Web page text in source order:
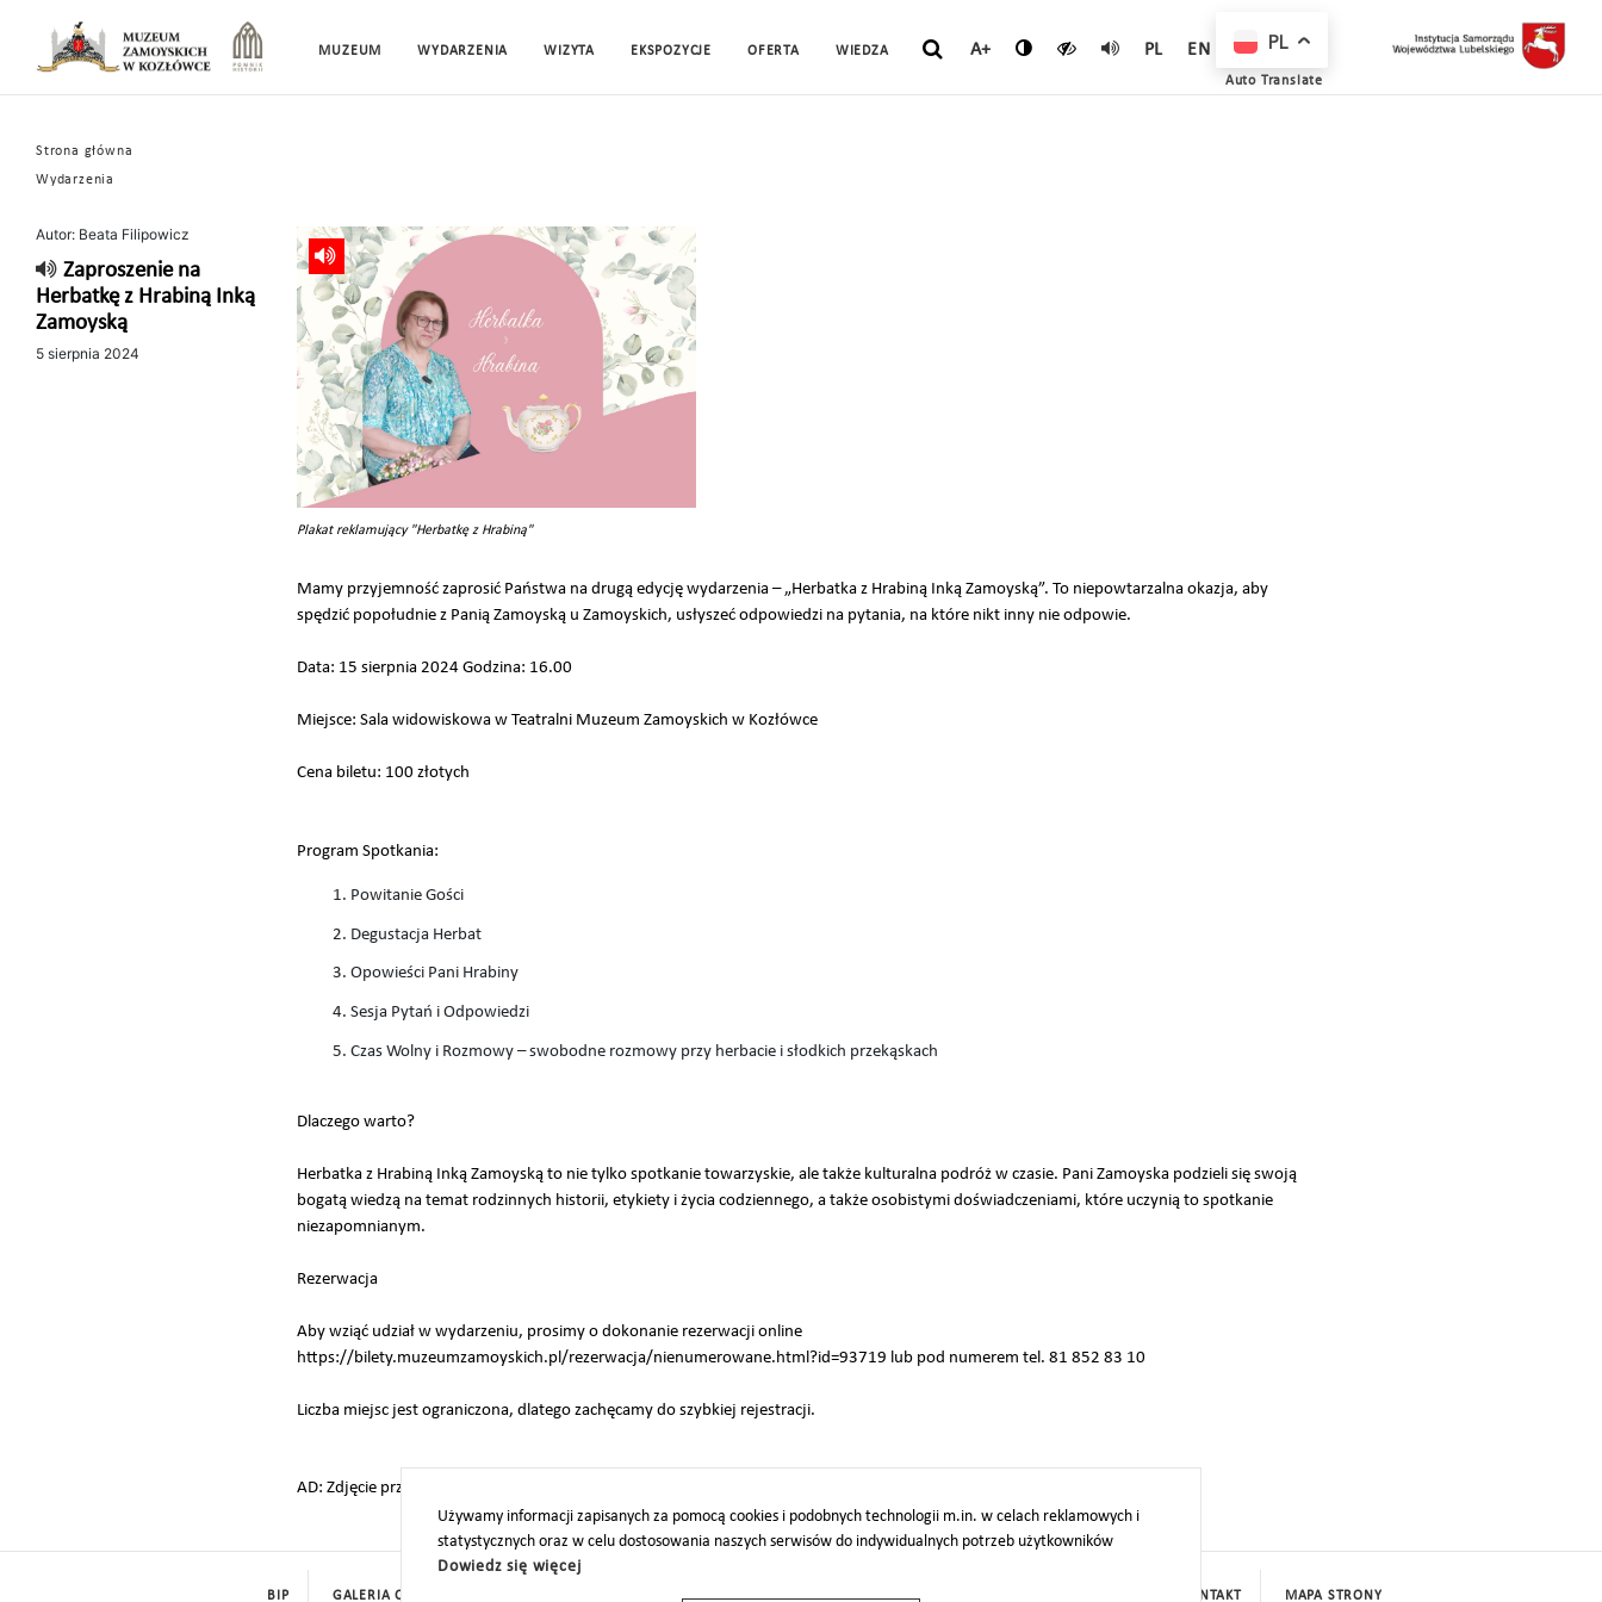
MUZEUM WYDARZENIA WIZYTA EKSPOZYCJE OFERTA WIEDZA A+ PL EN
Strona główna
Wydarzenia
Autor: Beata Filipowicz
Zaproszenie na
Herbatkę z Hrabiną Inką
Zamoyską
5 sierpnia 2024
Plakat reklamujący "Herbatkę z Hrabiną"
Mamy przyjemność zaprosić Państwa na drugą edycję wydarzenia – „Herbatka z Hrabiną Inką Zamoyską”. To niepowtarzalna okazja, aby
spędzić popołudnie z Panią Zamoyską u Zamoyskich, usłyszeć odpowiedzi na pytania, na które nikt inny nie odpowie.
Data: 15 sierpnia 2024 Godzina: 16.00
Miejsce: Sala widowiskowa w Teatralni Muzeum Zamoyskich w Kozłówce
Cena biletu: 100 złotych
Program Spotkania:
Powitanie Gości
Degustacja Herbat
Opowieści Pani Hrabiny
Sesja Pytań i Odpowiedzi
Czas Wolny i Rozmowy – swobodne rozmowy przy herbacie i słodkich przekąskach
Dlaczego warto?
Herbatka z Hrabiną Inką Zamoyską to nie tylko spotkanie towarzyskie, ale także kulturalna podróż w czasie. Pani Zamoyska podzieli się swoją
bogatą wiedzą na temat rodzinnych historii, etykiety i życia codziennego, a także osobistymi doświadczeniami, które uczynią to spotkanie
niezapomnianym.
Rezerwacja
Aby wziąć udział w wydarzeniu, prosimy o dokonanie rezerwacji online
https://bilety.muzeumzamoyskich.pl/rezerwacja/nienumerowane.html?id=93719 lub pod numerem tel. 81 852 83 10
Liczba miejsc jest ograniczona, dlatego zachęcamy do szybkiej rejestracji.
AD: Zdjęcie przedstawia hrabinę Inkę Zamoyską siedzącą przy herbacie, imbryk oraz napis Herbatka z Hrabiną.
Używamy informacji zapisanych za pomocą cookies i podobnych technologii m.in. w celach reklamowych i
statystycznych oraz w celu dostosowania naszych serwisów do indywidualnych potrzeb użytkowników
Dowiedz się więcej
BIP GALERIA CYFROWA PROJEKTY UE DOTACJE KONTAKT MAPA STRONY
PL
Auto Translate